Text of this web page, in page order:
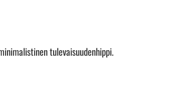
tulevaisuudenhippi.